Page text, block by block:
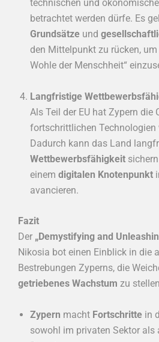
technischen und
betrachtet werden dürfe. Es
Grundsätze und
den Mittelpunkt zu rücken,
Wohle der Menschheit“
Langfristige
Als Teil der EU hat Zypern die
fortschrittlichen Technologien
Dadurch kann das Land
Wettbewerbsfähigkeit
einem digitalen Knotenpunkt
avancieren.
Fazit
Der „Demystifying and
Nikosia bot einen Einblick in die
Bestrebungen Zyperns, die
getriebenes Wachstum zu
Zypern macht Fortschritte in
sowohl im privaten Sektor